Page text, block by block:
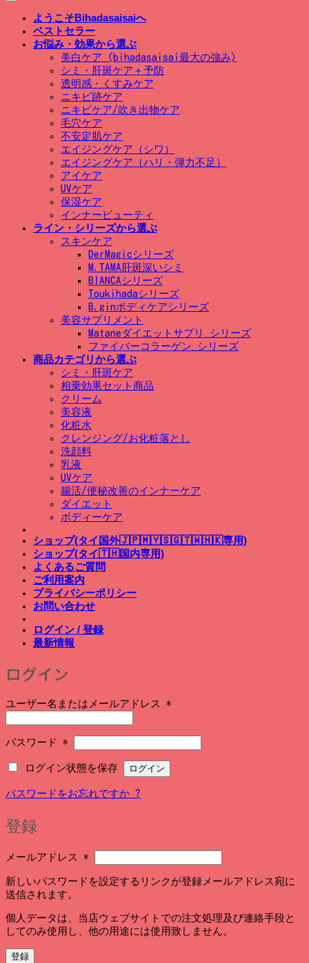
ようこそBihadasaisaiへ
ベストセラー
お悩み・効果から選ぶ
美白ケア (bihadasaisai最大の強み)
シミ・肝斑ケア＋予防
透明感・くすみケア
ニキビ跡ケア
ニキビケア/吹き出物ケア
毛穴ケア
不安定肌ケア
エイジングケア（シワ）
エイジングケア（ハリ・弾力不足）
アイケア
UVケア
保湿ケア
インナービューティ
ライン・シリーズから選ぶ
スキンケア
DerMagicシリーズ
M.TAMA肝斑深いシミ
BIANCAシリーズ
Toukihadaシリーズ
B.ginボディケアシリーズ
美容サプリメント
Mataneダイエットサプリ_シリーズ
ファイバーコラーゲン_シリーズ
商品カテゴリから選ぶ
シミ・肝斑ケア
相乗効果セット商品
クリーム
美容液
化粧水
クレンジング/お化粧落とし
洗顔料
乳液
UVケア
腸活/便秘改善のインナーケア
ダイエット
ボディーケア
ショップ(タイ国外🇯🇵🇲🇾🇸🇬🇹🇼🇭🇰専用)
ショップ(タイ🇹🇭国内専用)
よくあるご質問
ご利用案内
プライバシーポリシー
お問い合わせ
ログイン / 登録
最新情報
ログイン
ユーザー名またはメールアドレス *
パスワード *
ログイン状態を保存
ログイン
パスワードをお忘れですか ?
登録
メールアドレス *
須
新しいパスワードを設定するリンクが登録メールアドレス宛に
送信されます。
個人データは、当店ウェブサイトでの注文処理及び連絡手段と
してのみ使用し、他の用途には使用致しません。
登録